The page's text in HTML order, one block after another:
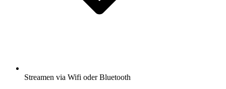
Streamen via Wifi oder Bluetooth